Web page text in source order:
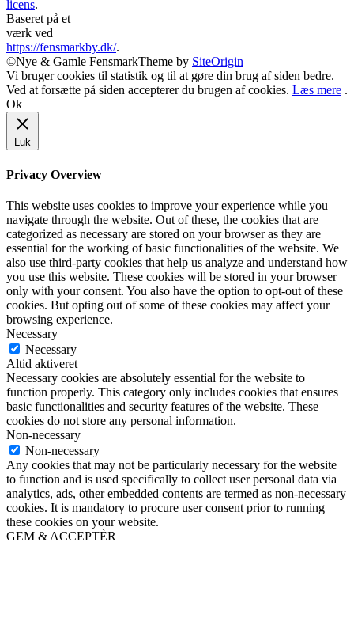
licens.
Baseret på et
værk ved
https://fensmarkby.dk/.
©Nye & Gamle FensmarkTheme by SiteOrigin
Vi bruger cookies til statistik og til at gøre din brug af siden bedre.
Ved at forsætte på siden accepterer du brugen af cookies. Læs mere .
Ok
Luk
Privacy Overview
This website uses cookies to improve your experience while you
navigate through the website. Out of these, the cookies that are
categorized as necessary are stored on your browser as they are
essential for the working of basic functionalities of the website. We
also use third-party cookies that help us analyze and understand how
you use this website. These cookies will be stored in your browser
only with your consent. You also have the option to opt-out of these
cookies. But opting out of some of these cookies may affect your
browsing experience.
Necessary
Necessary
Altid aktiveret
Necessary cookies are absolutely essential for the website to
function properly. This category only includes cookies that ensures
basic functionalities and security features of the website. These
cookies do not store any personal information.
Non-necessary
Non-necessary
Any cookies that may not be particularly necessary for the website
to function and is used specifically to collect user personal data via
analytics, ads, other embedded contents are termed as non-necessary
cookies. It is mandatory to procure user consent prior to running
these cookies on your website.
GEM & ACCEPTÈR